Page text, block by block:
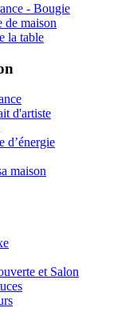
- Bougie
de maison
la table
d'artiste
d’énergie
maison
et Salon